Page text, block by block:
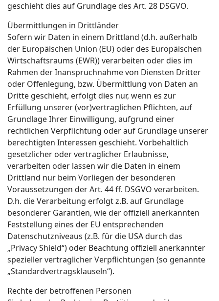
geschieht dies auf Grundlage des Art. 28 DSGVO.
Übermittlungen in Drittländer
Sofern wir Daten in einem Drittland (d.h. außerhalb
der Europäischen Union (EU) oder des Europäischen
Wirtschaftsraums (EWR)) verarbeiten oder dies im
Rahmen der Inanspruchnahme von Diensten Dritter
oder Offenlegung, bzw. Übermittlung von Daten an
Dritte geschieht, erfolgt dies nur, wenn es zur
Erfüllung unserer (vor)vertraglichen Pflichten, auf
Grundlage Ihrer Einwilligung, aufgrund einer
rechtlichen Verpflichtung oder auf Grundlage unserer
berechtigten Interessen geschieht. Vorbehaltlich
gesetzlicher oder vertraglicher Erlaubnisse,
verarbeiten oder lassen wir die Daten in einem
Drittland nur beim Vorliegen der besonderen
Voraussetzungen der Art. 44 ff. DSGVO verarbeiten.
D.h. die Verarbeitung erfolgt z.B. auf Grundlage
besonderer Garantien, wie der offiziell anerkannten
Feststellung eines der EU entsprechenden
Datenschutzniveaus (z.B. für die USA durch das
„Privacy Shield“) oder Beachtung offiziell anerkannter
spezieller vertraglicher Verpflichtungen (so genannte
„Standardvertragsklauseln“).
Rechte der betroffenen Personen